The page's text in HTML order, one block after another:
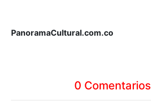
PanoramaCultural.com.co
0 Comentarios